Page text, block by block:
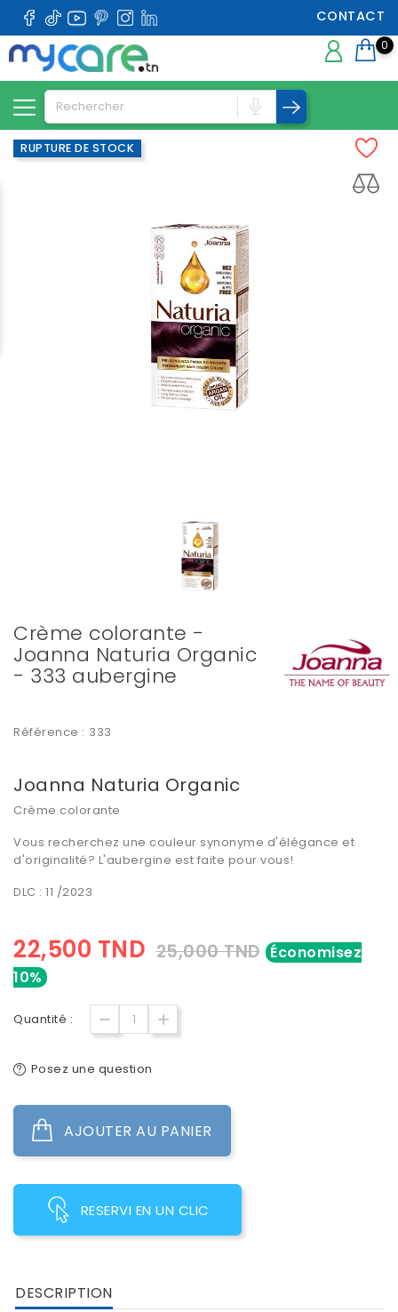
CONTACT
0
RUPTURE DE STOCK
Crème colorante -
Joanna Naturia Organic
- 333 aubergine
Référence : 333
Joanna Naturia Organic
Crème colorante
Vous recherchez une couleur synonyme d'élégance et
d'originalité? L'aubergine est faite pour vous!
DLC : 11 /2023
22,500 TND 25,000 TND Économisez
10%
Quantité :
Posez une question
AJOUTER AU PANIER
RESERVI EN UN CLIC
DESCRIPTION